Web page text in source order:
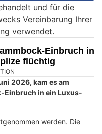
und für die
Vereinbarung Ihrer
verwendet.
Einbruch in
flüchtig